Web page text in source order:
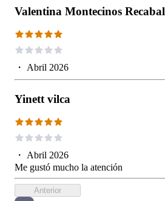
Valentina Montecinos Recabal
・ Abril 2026
Yinett vilca
・ Abril 2026
Me gustó mucho la atención
Anterior